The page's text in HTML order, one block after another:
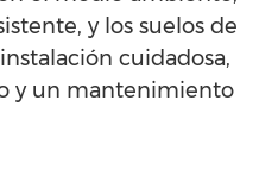
y los suelos de
cuidadosa,
y un mantenimiento